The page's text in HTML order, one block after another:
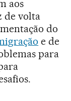
aos
de volta
do
e de
para